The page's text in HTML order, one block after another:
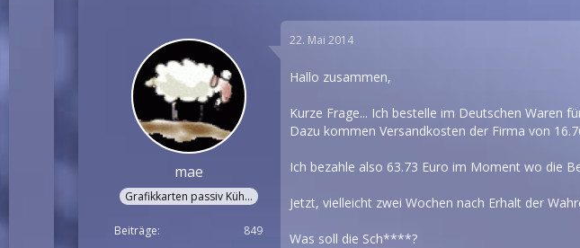
mae
Grafikkarten passiv Kühler
Beiträge 849
22. Mai 2014
Hallo zusammen,
Kurze Frage... Ich bestelle im Deutschen Waren
Dazu kommen Versandkosten der Firma von
Ich bezahle also 63.73 Euro im Moment wo die
Jetzt, vielleicht zwei Wochen nach Erhalt der
Was soll die Sch****?